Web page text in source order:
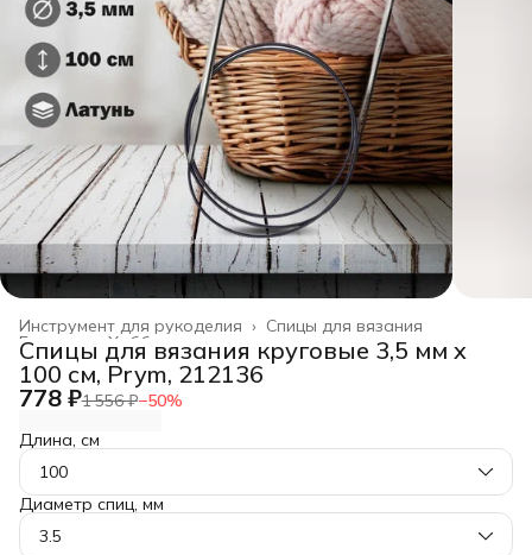
Спицы для вязания
Инструмент для рукоделия ›
Хобби и творчество ›
Главная ›
Спицы для вязания круговые 3,5 мм x
100 см, Prym, 212136
778 ₽1 556 ₽−50%
Длина, см
100
Диаметр спиц, мм
3.5